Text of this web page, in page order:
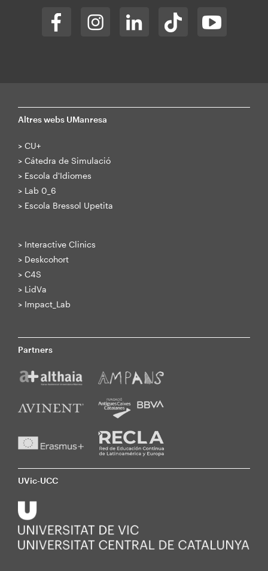
Altres webs UManresa
> CU+
> Cátedra de Simulació
> Escola d'Idiomes
> Lab 0_6
> Escola Bressol Upetita
> Interactive Clinics
> Deskcohort
> C4S
> LidVa
> Impact_Lab
Partners
UVic-UCC